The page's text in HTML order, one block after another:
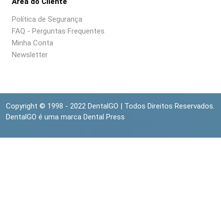
Política de Segurança
FAQ - Perguntas Frequentes
Minha Conta
Newsletter
Copyright © 1998 - 2022 DentalGO | Todos Direitos Reservados.
DentalGO é uma marca Dental Press